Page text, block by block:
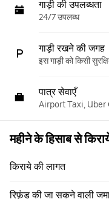
गाड़ी की उपलब्धता
24/7 उपलब्ध
गाड़ी रखने की जगह
इस गाड़ी को किसी
पात्र सेवाएँ
Airport Taxi, Uber
महीने के हिसाब से
किराये की लागत
रिफ़ंड की जा सकने वाली जमा